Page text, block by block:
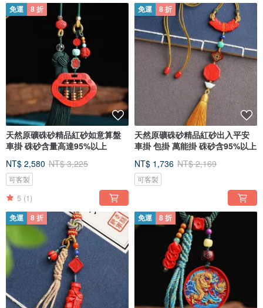
免運 8 折
天然原礦硃砂精品紅砂如意算盤
車掛 硃砂含量高達95%以上
NT$ 2,580 NT$ 3,225
可客製
5 (1)
免運 8 折
天然原礦硃砂精品紅砂出入平安
車掛 包掛 萬能掛 硃砂含95%以上
NT$ 1,736 NT$ 2,169
可客製
免運 8 折 免運 8 折